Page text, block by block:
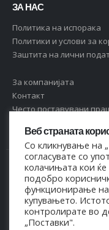
ЗА НАС
Политика на испорака
Политики и услови за
Заштита на лични
За компанијата
Контакт
Често поставувани
© Copyright 2021. Сите
- 4044021518150
Веб страната
Со кликнување на
согласувате со
колачињата кои
подобро
функционирање
купувањето.
контролирате во
„Поставки".